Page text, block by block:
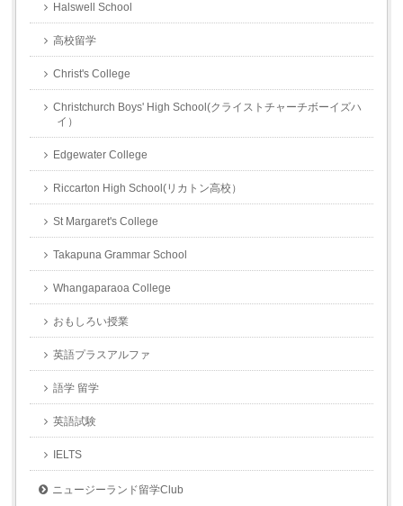
Halswell School
高校留学
Christ's College
Christchurch Boys' High School(クライストチャーチボーイズハ
イ）
Edgewater College
Riccarton High School(リカトン高校）
St Margaret's College
Takapuna Grammar School
Whangaparaoa College
おもしろい授業
英語プラスアルファ
語学 留学
英語試験
IELTS
ニュージーランド留学Club